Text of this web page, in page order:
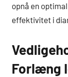
opnå en
effektivitet i
Forlæng